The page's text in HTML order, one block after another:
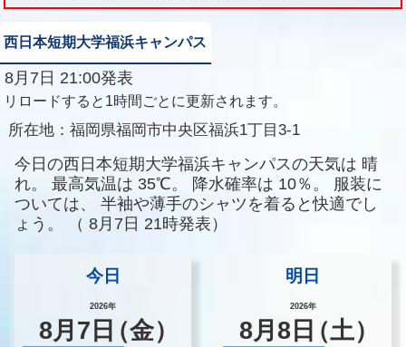
西日本短期大学福浜キャンパス
8月7日 21:00発表
リロードすると1時間ごとに更新されます。
所在地： 福岡県福岡市中央区福浜1丁目3-1
今日の西日本短期大学福浜キャンパスの天気は 晴
れ。
最高気温は 35℃。 降水確率は 10％。
服装に
ついては、
半袖や薄手のシャツを着ると快適でし
ょう。
（ 8月7日 21時発表）
今日
2026年
8月 7 日（金）
明日
2026年
8月8 日（土）